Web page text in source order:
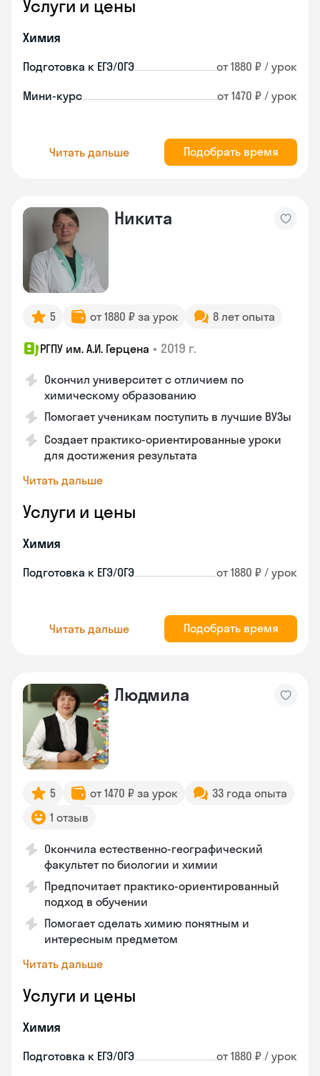
Услуги и цены
Химия
Подготовка к ЕГЭ/ОГЭ от 1880 ₽ / урок
Мини-курс от 1470 ₽ / урок
Читать дальше Подобрать время
Никита
5 от 1880 ₽ за урок 8 лет опыта
РГПУ им. А.И. Герцена • 2019 г.
Окончил университет с отличием по
химическому образованию
Помогает ученикам поступить в лучшие ВУЗы
Создает практико-ориентированные уроки
для достижения результата
Читать дальше
Услуги и цены
Химия
Подготовка к ЕГЭ/ОГЭ от 1880 ₽ / урок
Читать дальше Подобрать время
Людмила
5 от 1470 ₽ за урок
33 года опыта
1 отзыв
Окончила естественно-географический
факультет по биологии и химии
Предпочитает практико-ориентированный
подход в обучении
Помогает сделать химию понятным и
интересным предметом
Читать дальше
Услуги и цены
Химия
Подготовка к ЕГЭ/ОГЭ от 1880 ₽ / урок